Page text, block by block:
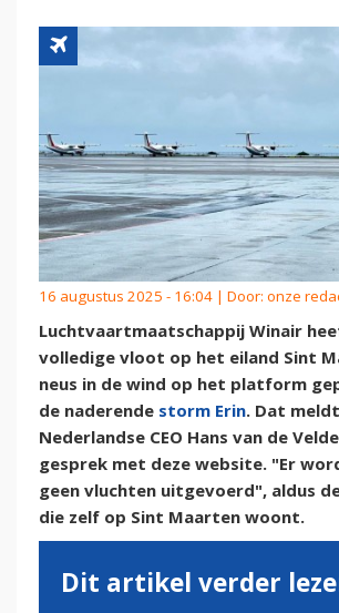
16 augustus 2025 - 16:04 | Door: onze
Luchtvaartmaatschappij Winair
volledige vloot op het eiland Sint
neus in de wind op het platform
de naderende storm Erin. Dat
Nederlandse CEO Hans van de
gesprek met deze website. "Er
geen vluchten uitgevoerd", aldus
die zelf op Sint Maarten woont.
Dit artikel verder